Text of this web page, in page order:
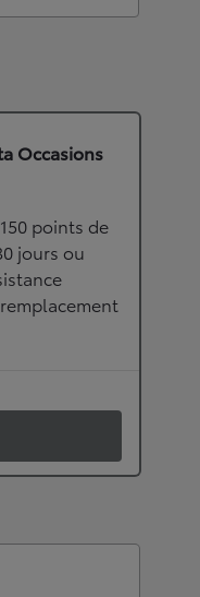
Occasions
points de
jours ou